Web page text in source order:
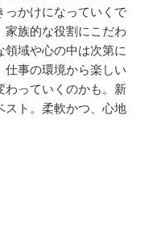
っかけになっていくで
家族的な役割にこだわ
領域や心の中は次第に
仕事の環境から楽しい
わっていくのかも。新
スト。柔軟かつ、心地